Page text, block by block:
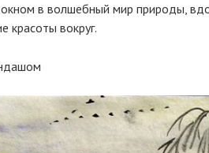
окном в волшебный мир природы,
красоты вокруг.